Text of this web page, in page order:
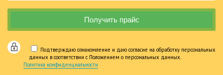
Подтверждаю ознакомление и даю согласие на обработку персональных
данных в соответствии с Положением о персональных данных.
Политика конфиденциальности